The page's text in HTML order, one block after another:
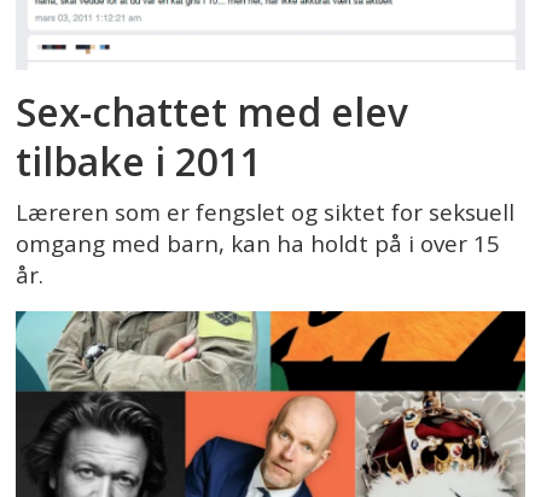
Sex-chattet med elev
tilbake i 2011
Læreren som er fengslet og siktet for seksuell
omgang med barn, kan ha holdt på i over 15
år.